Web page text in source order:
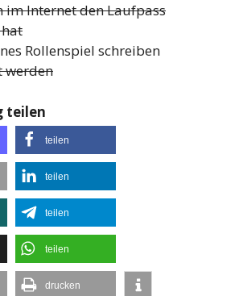
im Internet den Laufpass
Rollenspiel schreiben
werden
teilen
teilen
teilen
teilen
teilen
drucken